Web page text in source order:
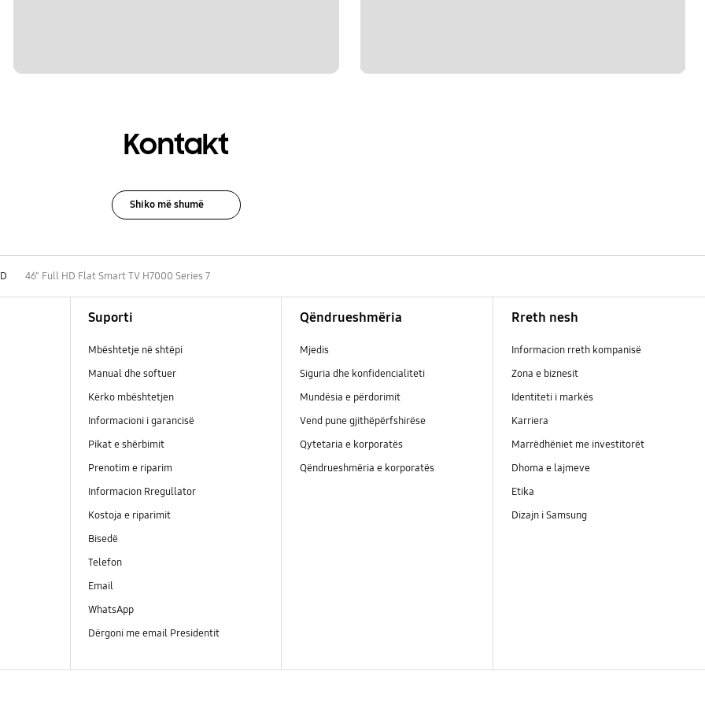
Kontakt
Shiko më shumë
46" Full HD Flat Smart TV H7000 Series 7
Suporti
Mbështetje në shtëpi
Manual dhe softuer
Kërko mbështetjen
Informacioni i garancisë
Pikat e shërbimit
Prenotim e riparim
Informacion Rregullator
Kostoja e riparimit
Bisedë
Telefon
Email
WhatsApp
Dërgoni me email Presidentit
Qëndrueshmëria
Mjedis
Siguria dhe konfidencialiteti
Mundësia e përdorimit
Vend pune gjithëpërfshirëse
Qytetaria e korporatës
Qëndrueshmëria e korporatës
Rreth nesh
Informacion rreth kompanisë
Zona e biznesit
Identiteti i markës
Karriera
Marrëdhëniet me investitorët
Dhoma e lajmeve
Etika
Dizajn i Samsung